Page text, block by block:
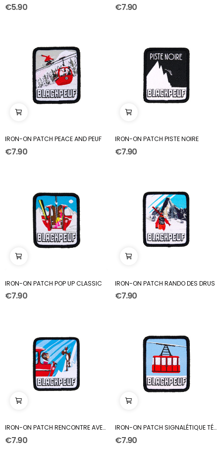
€5.90 €7.90
IRON-ON PATCH PEACE AND PEUF
€7.90
IRON-ON PATCH PISTE NOIRE
€7.90
IRON-ON PATCH POP UP CLASSIC
€7.90
IRON-ON PATCH RANDO DES DRUS
€7.90
IRON-ON PATCH RENCONTRE AVEC UN DAHUT
€7.90
IRON-ON PATCH SIGNALÉTIQUE TÉLÉPHÉRIQUE
€7.90